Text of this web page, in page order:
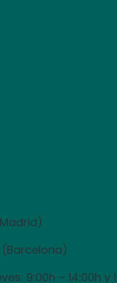
(Barcelona)
9:00h – 14:00h y